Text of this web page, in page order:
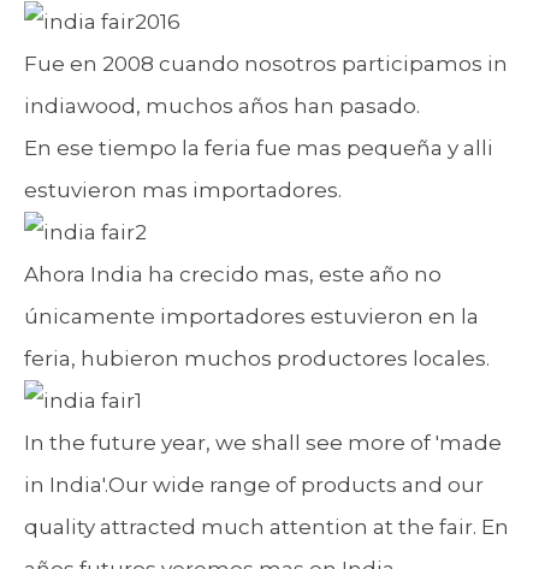
Fue en 2008 cuando nosotros participamos in
indiawood, muchos años han pasado.
En ese tiempo la feria fue mas pequeña y alli
estuvieron mas importadores.
Ahora India ha crecido mas, este año no
únicamente importadores estuvieron en la
feria, hubieron muchos productores locales.
In the future year, we shall see more of 'made
in India'.Our wide range of products and our
quality attracted much attention at the fair. En